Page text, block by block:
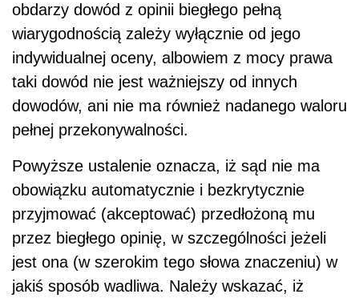
obdarzy dowód z opinii biegłego pełną
wiarygodnością zależy wyłącznie od jego
indywidualnej oceny, albowiem z mocy prawa
taki dowód nie jest ważniejszy od innych
dowodów, ani nie ma również nadanego waloru
pełnej przekonywalności.
Powyższe ustalenie oznacza, iż sąd nie ma
obowiązku automatycznie i bezkrytycznie
przyjmować (akceptować) przedłożoną mu
przez biegłego opinię, w szczególności jeżeli
jest ona (w szerokim tego słowa znaczeniu) w
jakiś sposób wadliwa. Należy wskazać, iż